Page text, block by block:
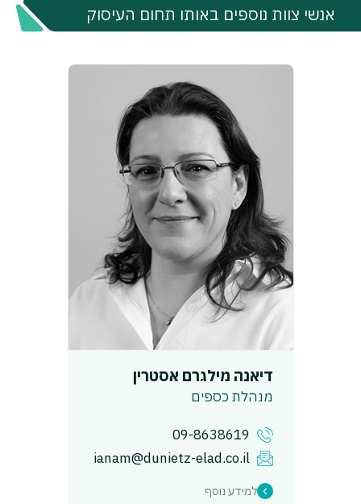
אנשי צוות נוספים באותו תחום העיסוק
דיאנה מילגרם אסטרין
מנהלת כספים
09-8638619
ianam@dunietz-elad.co.il
למידע נוסף